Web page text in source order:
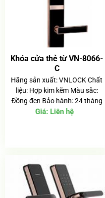
Khóa cửa thẻ từ VN-8066-
C
Hãng sản xuất: VNLOCK Chất
liệu: Hợp kim kẽm Màu sắc:
Đồng đen Bảo hành: 24 tháng
Giá: Liên hệ